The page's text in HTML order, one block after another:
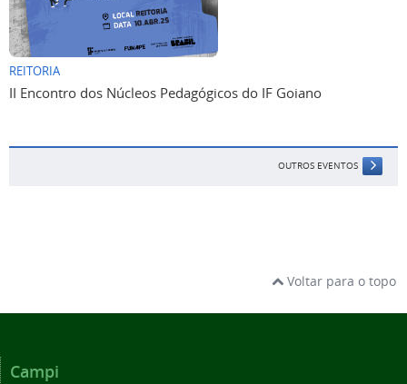
REITORIA
II Encontro dos Núcleos Pedagógicos do IF Goiano
OUTROS EVENTOS
Voltar para o topo
Campi